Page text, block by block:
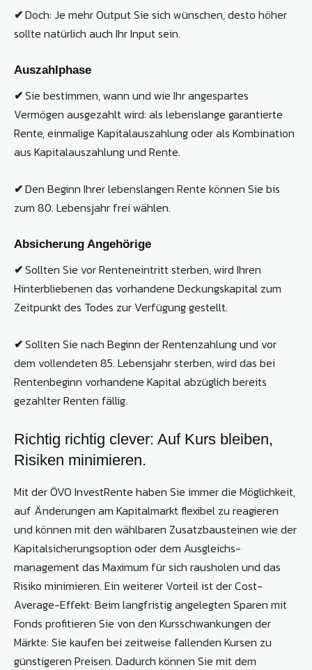
✔Doch: Je mehr Output Sie sich wünschen, desto höher
sollte natürlich auch Ihr Input sein.
Auszahlphase
✔Sie bestimmen, wann und wie Ihr angespartes
Vermögen ausgezahlt wird: als lebenslange garantierte
Rente, einmalige Kapital­auszahlung oder als Kombination
aus Kapital­auszahlung und Rente.
✔Den Beginn Ihrer lebenslangen Rente können Sie bis
zum 80. Lebensjahr frei wählen.
Absicherung Angehörige
✔Sollten Sie vor Renteneintritt sterben, wird Ihren
Hinterbliebenen das vorhandene Deckungskapital zum
Zeitpunkt des Todes zur Verfügung gestellt.
✔Sollten Sie nach Beginn der Rentenzahlung und vor
dem vollendeten 85. Lebensjahr sterben, wird das bei
Rentenbeginn vorhandene Kapital abzüglich bereits
gezahlter Renten fällig.
Richtig richtig clever: Auf Kurs bleiben,
Risiken minimieren.
Mit der ÖVO InvestRente haben Sie immer die Möglichkeit,
auf Änderungen am Kapitalmarkt flexibel zu reagieren
und können mit den wählbaren Zusatz­bausteinen wie der
Kapital­sicherungsoption oder dem Ausgleichs­
management das Maximum für sich rausholen und das
Risiko minimieren. Ein weiterer Vorteil ist der Cost-
Average-Effekt: Beim langfristig angelegten Sparen mit
Fonds profitieren Sie von den Kursschwankungen der
Märkte: Sie kaufen bei zeitweise fallenden Kursen zu
günstigeren Preisen. Dadurch können Sie mit dem